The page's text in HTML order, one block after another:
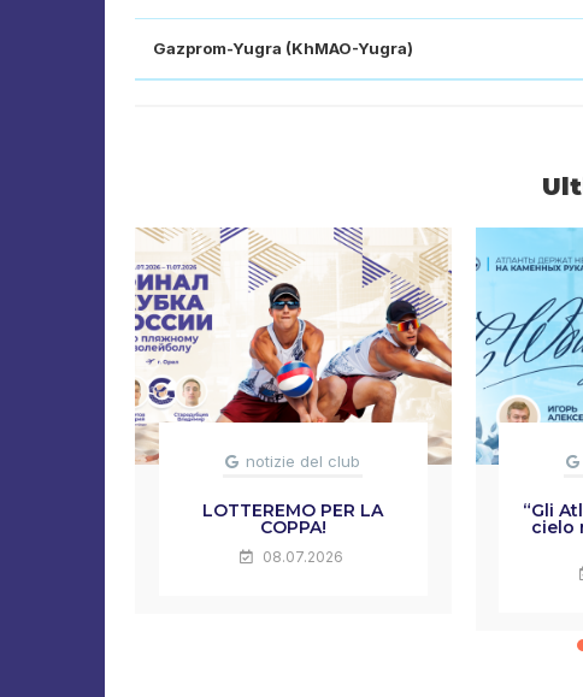
Gazprom-Yugra (KhMAO-Yugra)
notizie del club
LOTTEREMO PER LA
COPPA!
08.07.2026
“Gli
cielo